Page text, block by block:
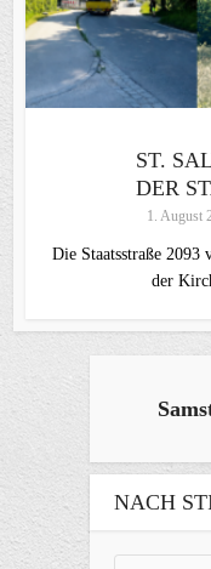
ST.
DER
1. August
Die Staatsstraße
der
NACH